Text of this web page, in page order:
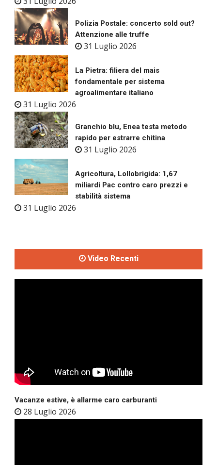
Polizia Postale: concerto sold out?
Attenzione alle truffe
31 Luglio 2026
La Pietra: filiera del mais
fondamentale per sistema
agroalimentare italiano
31 Luglio 2026
Granchio blu, Enea testa metodo
rapido per estrarre chitina
31 Luglio 2026
Agricoltura, Lollobrigida: 1,67
miliardi Pac contro caro prezzi e
stabilità sistema
31 Luglio 2026
Video Recenti
Vacanze estive, è allarme caro carburanti
28 Luglio 2026